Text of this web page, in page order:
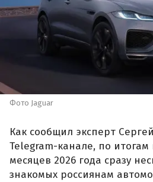
Фото Jaguar
Как сообщил эксперт
Telegram-канале, по
месяцев 2026 года сразу
знакомых россиянам